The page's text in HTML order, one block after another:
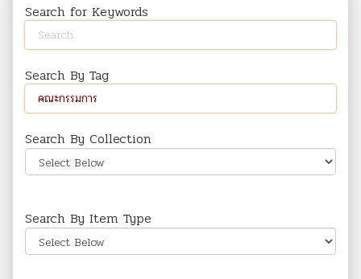
Search for Keywords
Search By Tag
Search By Collection
Search By Item Type